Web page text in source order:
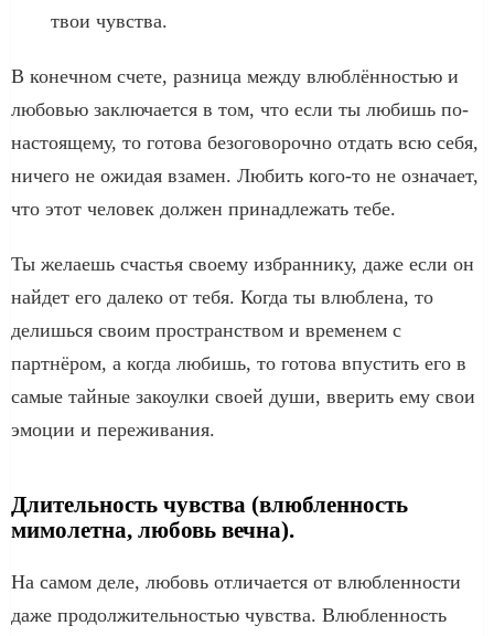
твои чувства.
В конечном счете, разница между влюблённостью и
любовью заключается в том, что если ты любишь по-
настоящему, то готова безоговорочно отдать всю себя,
ничего не ожидая взамен. Любить кого-то не означает,
что этот человек должен принадлежать тебе.
Ты желаешь счастья своему избраннику, даже если он
найдет его далеко от тебя. Когда ты влюблена, то
делишься своим пространством и временем с
партнёром, а когда любишь, то готова впустить его в
самые тайные закоулки своей души, вверить ему свои
эмоции и переживания.
Длительность чувства (влюбленность
мимолетна, любовь вечна).
На самом деле, любовь отличается от влюбленности
даже продолжительностью чувства. Влюбленность